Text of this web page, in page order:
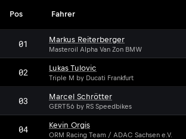
Pos Fahrer
01 Markus Reiterberger
Masteroil Alpha Van Zon BMW
02 Lukas Tulovic
Triple M by Ducati Frankfurt
03 Marcel Schrötter
GERT56 by RS Speedbikes
04 Kevin Orgis
ORM Racing Team / ADAC Sachsen e.V.